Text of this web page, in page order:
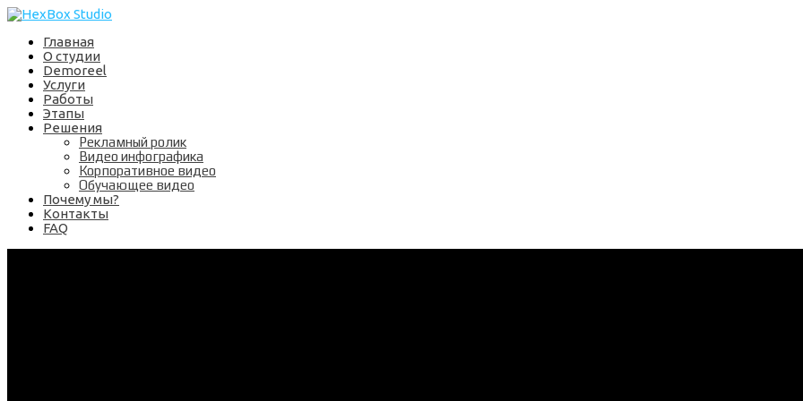
Главная
О студии
Demoreel
Услуги
Работы
Этапы
Решения
Рекламный ролик
Видео инфографика
Корпоративное видео
Обучающее видео
Почему мы?
Контакты
FAQ